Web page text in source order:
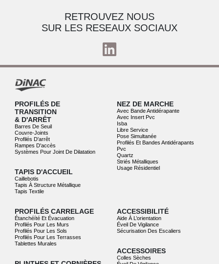
RETROUVEZ NOUS
SUR LES RESEAUX SOCIAUX
PROFILÉS DE
TRANSITION
& D'ARRÊT
Barres De Seuil
Couvre-Joints
Profilés D'arrêt
Rampes D'accès
Systèmes Pour Joint De Dilatation
TAPIS D'ACCUEIL
Caillebotis
Tapis À Structure Métallique
Tapis Textile
NEZ DE MARCHE
Avec Bande Antidérapante
Avec Insert Pvc
Isba
Libre Service
Pose Simultanée
Profilés Et Bandes Antidérapants
Pvc
Quartz
Striés Métalliques
Usage Résidentiel
PROFILÉS CARRELAGE
Étanchéíté Et Évacuation
Profilés Pour Les Murs
Profilés Pour Les Sols
Profilés Pour Les Terrasses
Tablettes Murales
ACCESSIBILITÉ
Aide À L’orientation
Éveil De Vigilance
Sécurisation Des Escaliers
ACCESSOIRES
Colles Sèches